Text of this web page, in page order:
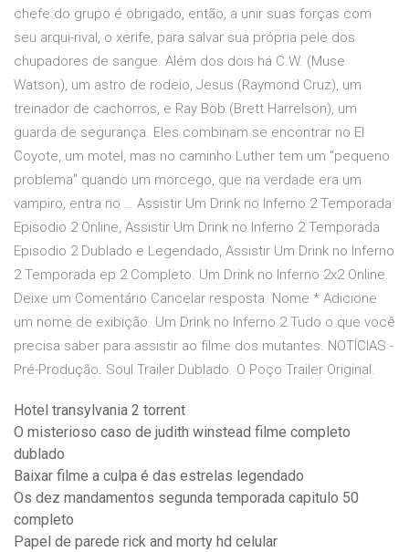
chefe do grupo é obrigado, então, a unir suas forças com
seu arqui-rival, o xerife, para salvar sua própria pele dos
chupadores de sangue. Além dos dois há C.W. (Muse
Watson), um astro de rodeio, Jesus (Raymond Cruz), um
treinador de cachorros, e Ray Bob (Brett Harrelson), um
guarda de segurança. Eles combinam se encontrar no El
Coyote, um motel, mas no caminho Luther tem um "pequeno
problema" quando um morcego, que na verdade era um
vampiro, entra no … Assistir Um Drink no Inferno 2 Temporada
Episodio 2 Online, Assistir Um Drink no Inferno 2 Temporada
Episodio 2 Dublado e Legendado, Assistir Um Drink no Inferno
2 Temporada ep 2 Completo. Um Drink no Inferno 2x2 Online.
Deixe um Comentário Cancelar resposta. Nome * Adicione
um nome de exibição. Um Drink no Inferno 2 Tudo o que você
precisa saber para assistir ao filme dos mutantes. NOTÍCIAS -
Pré-Produção. Soul Trailer Dublado. O Poço Trailer Original.
Hotel transylvania 2 torrent
O misterioso caso de judith winstead filme completo
dublado
Baixar filme a culpa é das estrelas legendado
Os dez mandamentos segunda temporada capitulo 50
completo
Papel de parede rick and morty hd celular